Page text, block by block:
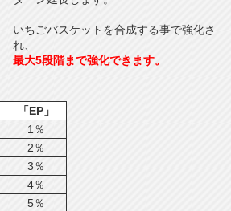
いちごバスケットを合成する事で強化さ
れ、
最大5段階まで強化できます。
「EP」
1％
2％
3％
4％
5％